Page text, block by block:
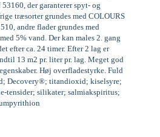
der garanterer spyt- og
træsorter grundes med COLOURS
andre flader grundes med
5% vand. Der kan males 2. gang
efter ca. 24 timer. Efter 2 lag er
13 m2 pr. liter pr. lag. Meget god
Høj overfladestyrke. Fuld
Decovery®; titandioxid; kiselsyre;
tensider; silikater; salmiakspiritus;